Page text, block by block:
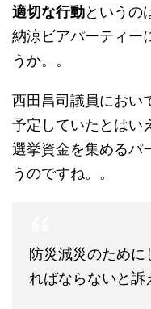
適切な行動というの
納涼ビアパーティー
うか。。
西田昌司議員におい
予定していたとはい
選挙資金を集めるパ
うのですね。。
防災減災のために
ればならないと訴